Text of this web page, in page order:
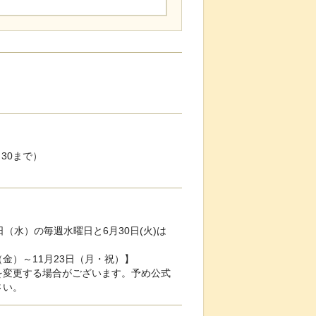
まで）
水）の毎週水曜日と6月30日(火)は
）～11月23日（月・祝）】
更する場合がございます。予め公式
。